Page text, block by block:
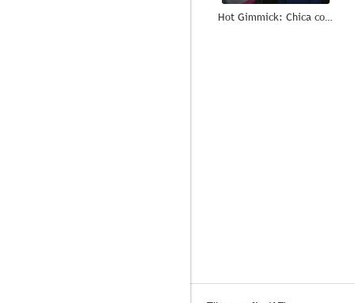
Hot Gimmick: Chica conoce a chico